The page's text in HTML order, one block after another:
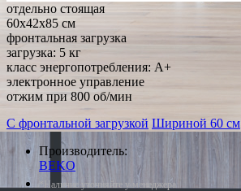
отдельно стоящая
60x42x85 см
фронтальная загрузка
загрузка: 5 кг
класс энергопотребления: A+
электронное управление
отжим при 800 об/мин
С фронтальной загрузкой Шириной 60 см
Производитель:
BEKO
*Наличие уточняйте у менеджера